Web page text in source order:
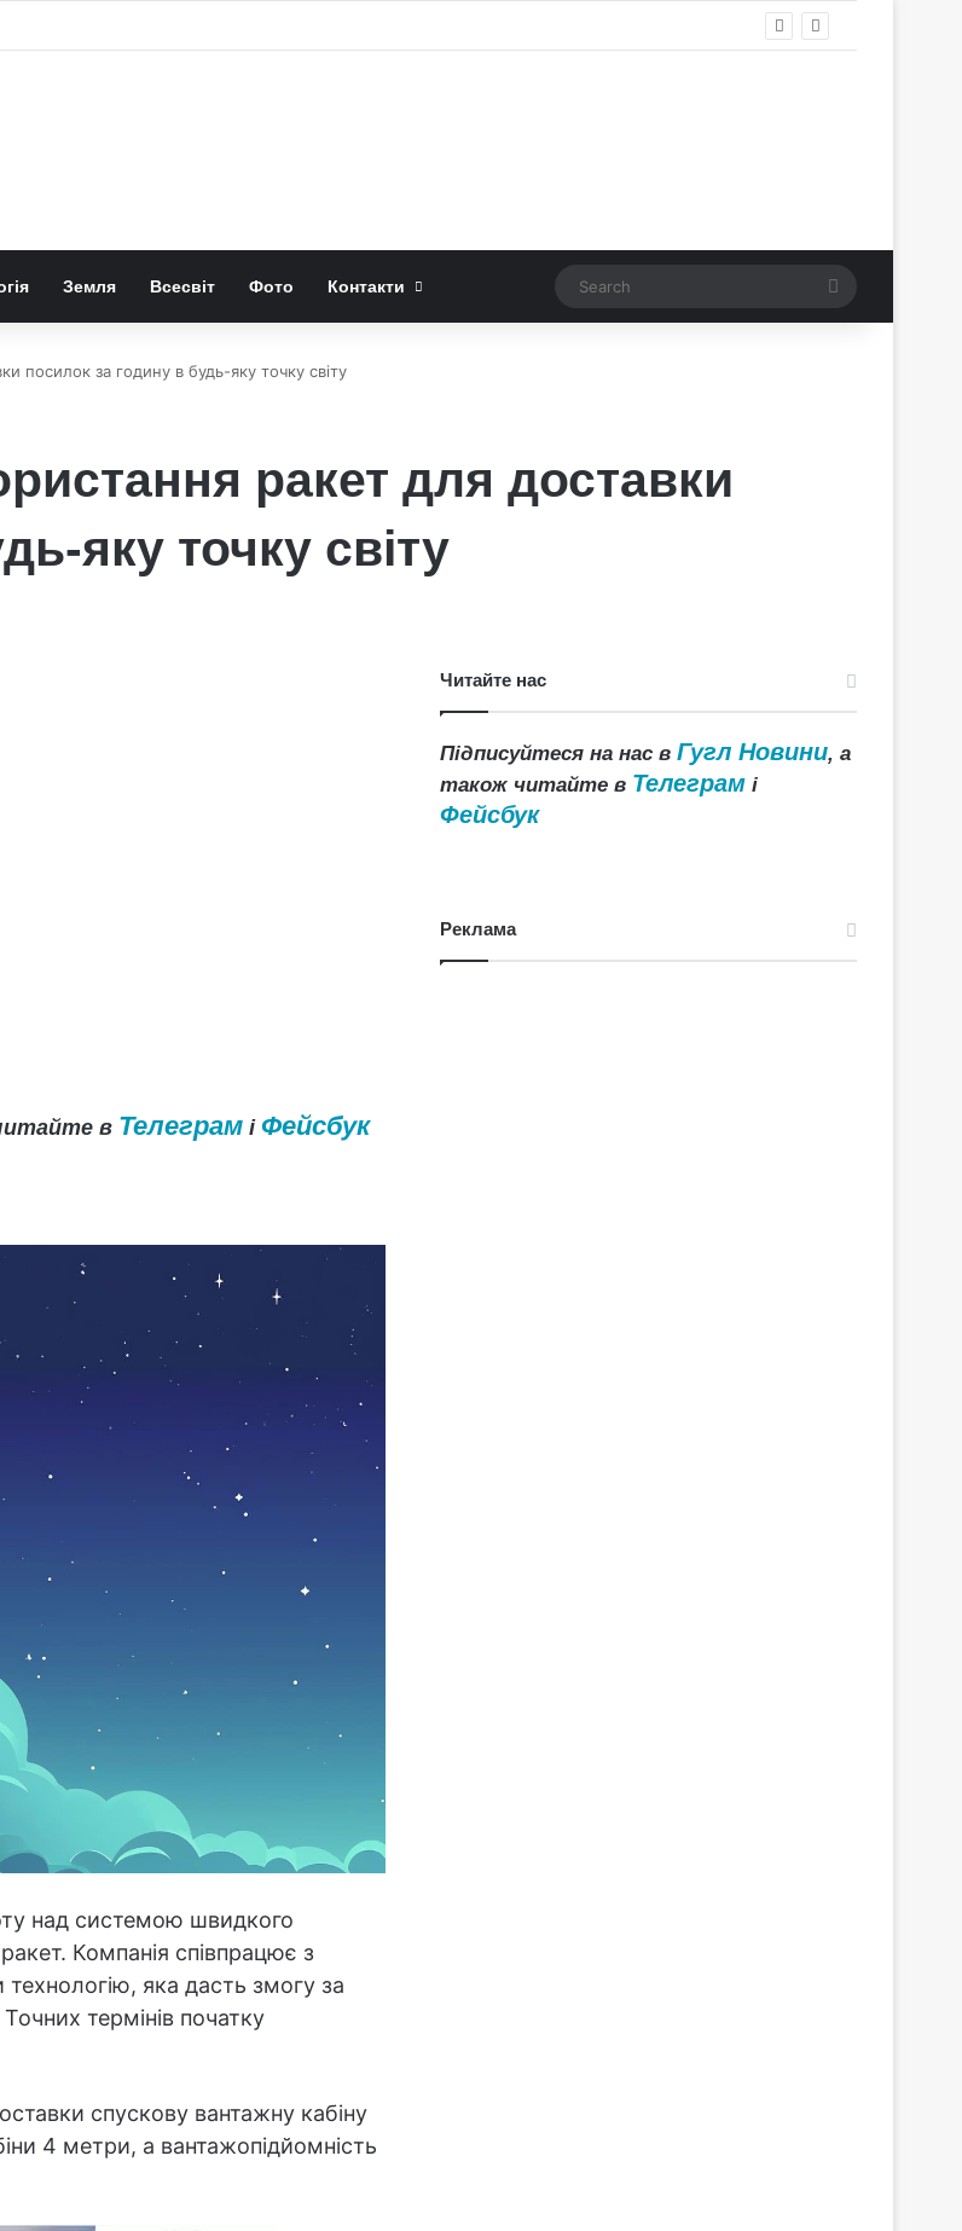
двічі
Земля Всесвіт Фото Контакти Search
посилок за годину в будь-яку точку світу
ракет для доставки
яку точку світу
в Телеграмі Фейсбук
над системою швидкого
Компанія співпрацює з
яка дасть змогу за
термінів початку
спускову вантажну кабіну
4 метри, а вантажопідйомність
Читайте нас
Підписуйтеся на нас вГугл Новини, а
також читайте в Телеграм і
Фейсбук
Реклама